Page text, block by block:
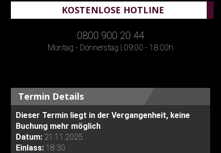
KOSTENLOSE HOTLINE
0800 900 20 44
Montag - Donnerstag | 09:00 - 18:00h
Termin Details
Dieser Termin liegt in der Vergangenheit, keine
Buchung mehr möglich
Datum: 21.11.2025
Einlass: 18:30